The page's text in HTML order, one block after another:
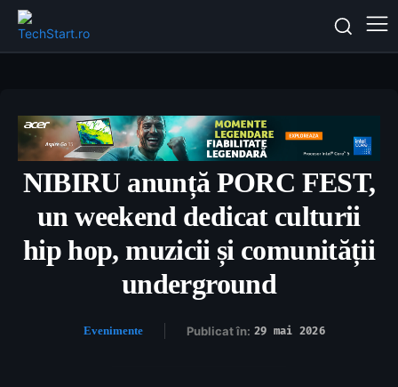
NIBIRU anunță PORC FEST,
un weekend dedicat culturii
hip hop, muzicii și comunității
underground
Evenimente Publicat în: 29 mai 2026